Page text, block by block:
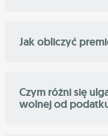
Jak obliczyć
Czym różni się
wolnej od